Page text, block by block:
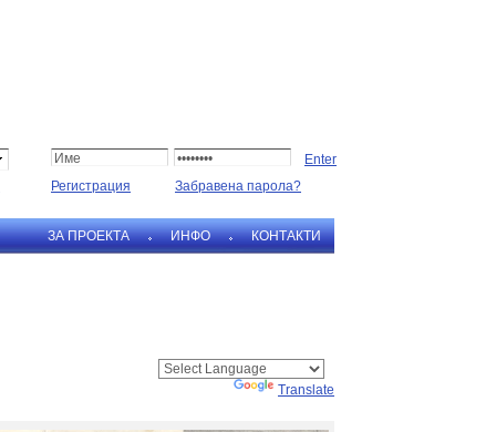
Регистрация Забравена парола?
ЗА ПРОЕКТА ИНФО КОНТАКТИ
Translate